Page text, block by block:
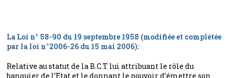
La Loi n° 58-90 du 19 septembre 1958 (modifiée et complétée
par la loi n°2006-26 du 15 mai 2006):
Relative au statut de la B.C.T lui attribuant le rôle du
banquier de l’Etat et le donnant le pouvoir d’émettre son